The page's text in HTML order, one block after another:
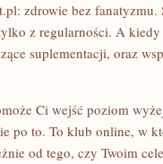
zdrowie bez
z regularności. A
suplementacji, oraz
Ci wejść poziom
po to. To klub online, w
od tego, czy Twoim